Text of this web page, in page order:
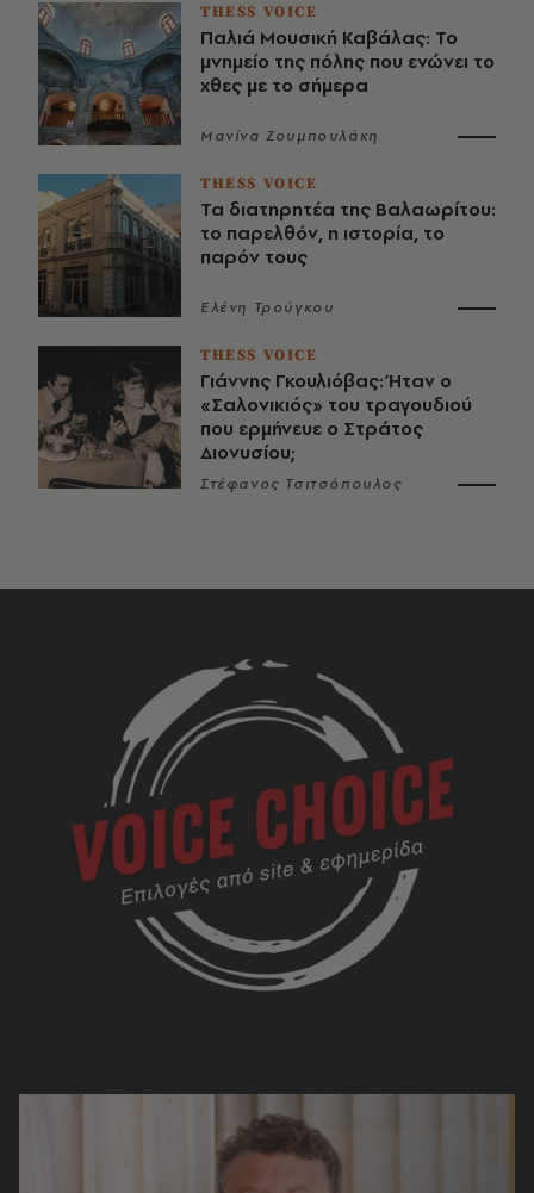
THESS VOICE
Παλιά Μουσική Καβάλας: Το
μνημείο της πόλης που ενώνει το
χθες με το σήμερα
Μανίνα Ζουμπουλάκη
THESS VOICE
Τα διατηρητέα της Βαλαωρίτου:
το παρελθόν, η ιστορία, το
παρόν τους
Ελένη Τρούγκου
THESS VOICE
Γιάννης Γκουλιόβας: Ήταν ο
«Σαλονικιός» του τραγουδιού
που ερμήνευε ο Στράτος
Διονυσίου;
Στέφανος Τσιτσόπουλος